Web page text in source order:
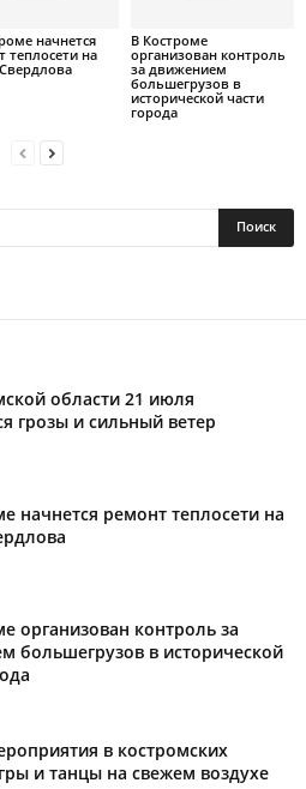
начнется
теплосети на
В Костроме
организован контроль
за движением
большегрузов в
исторической части
города
области 21 июля
грозы и сильный ветер
начнется ремонт теплосети на
организован контроль за
большегрузов в исторической
в костромских
и танцы на свежем воздухе